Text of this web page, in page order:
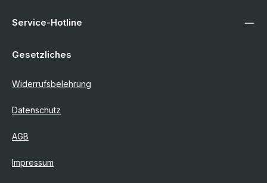
Service-Hotline
Gesetzliches
Widerrufsbelehrung
Datenschutz
AGB
Impressum